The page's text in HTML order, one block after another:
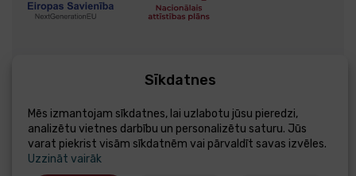
Izstrādāts - Esteriol
Sīkdatnes
Mēs izmantojam sīkdatnes, lai uzlabotu jūsu pieredzi,
analizētu vietnes darbību un personalizētu saturu. Jūs
varat piekrist visām sīkdatnēm vai pārvaldīt savas izvēles.
Uzzināt vairāk